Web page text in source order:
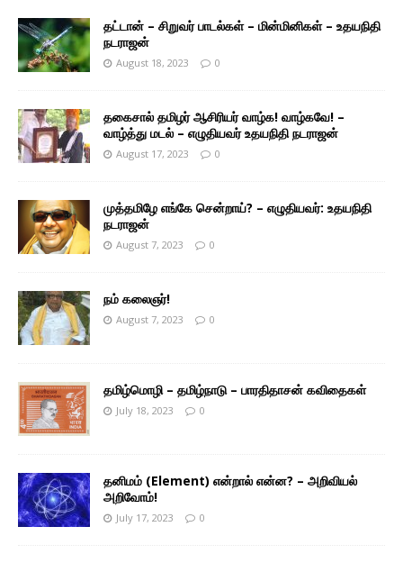
தட்டான் – சிறுவர் பாடல்கள் – மின்மினிகள் – உதயநிதி
நடராஜன்
August 18, 2023 0
தகைசால் தமிழர் ஆசிரியர் வாழ்க! வாழ்கவே! –
வாழ்த்து மடல் – எழுதியவர் உதயநிதி நடராஜன்
August 17, 2023 0
முத்தமிழே எங்கே சென்றாய்? – எழுதியவர்: உதயநிதி
நடராஜன்
August 7, 2023 0
நம் கலைஞர்!
August 7, 2023 0
தமிழ்மொழி – தமிழ்நாடு – பாரதிதாசன் கவிதைகள்
July 18, 2023 0
தனிமம் (Element) என்றால் என்ன? – அறிவியல்
அறிவோம்!
July 17, 2023 0